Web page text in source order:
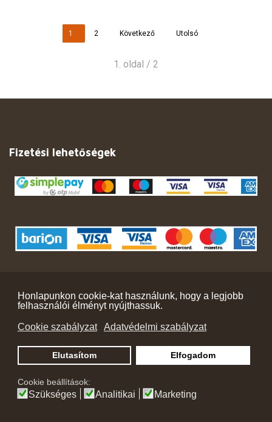
Honlapunkon cookie-kat használunk, hogy a legjobb
felhasználói élményt nyújthassuk.
Cookie szabályzat Adatvédelmi szabályzat
Elutasítom Elfogadom
Cookie beállítások:
Szükséges Analitikai Marketing
1 2 Következő Utolsó
1. oldal / 2
Fizetési lehetőségek
Női fa karórák
Automata karórák